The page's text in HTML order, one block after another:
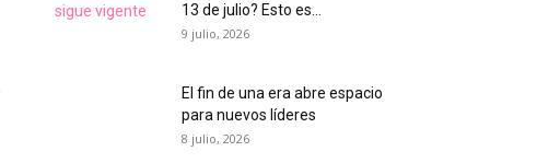
13 de julio? Esto es...
9 julio, 2026
El fin de una era abre espacio
para nuevos líderes
8 julio, 2026